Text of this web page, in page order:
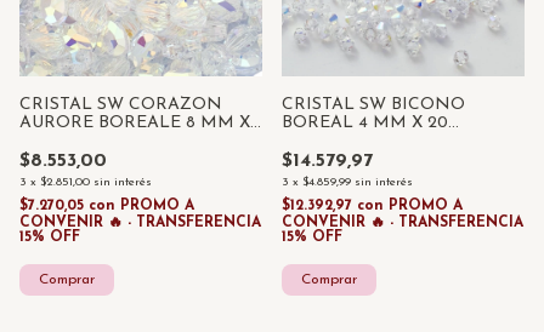
CRISTAL SW CORAZON
AURORE BOREALE 8 MM X
$8.553,00
3 x $2.851,00 sin interés
$7.270,05 con PROMO A
CONVENIR 🔥 - TRANSFERENCIA
15% OFF
CRISTAL SW BICONO
BOREAL 4 MM X 20
$14.579,97
3 x $4.859,99 sin interés
$12.392,97 con PROMO A
CONVENIR 🔥 - TRANSFERENCIA
15% OFF